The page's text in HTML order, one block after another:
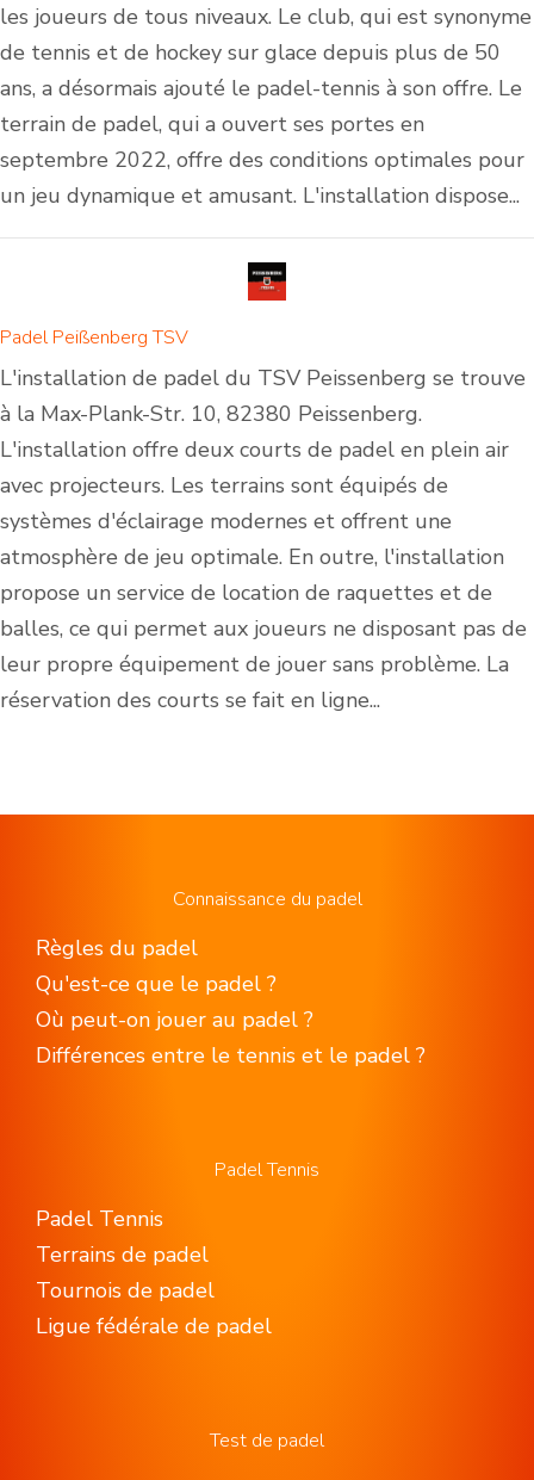
les joueurs de tous niveaux. Le club, qui est synonyme
de tennis et de hockey sur glace depuis plus de 50
ans, a désormais ajouté le padel-tennis à son offre. Le
terrain de padel, qui a ouvert ses portes en
septembre 2022, offre des conditions optimales pour
un jeu dynamique et amusant. L'installation dispose...
Padel Peißenberg TSV
L'installation de padel du TSV Peissenberg se trouve
à la Max-Plank-Str. 10, 82380 Peissenberg.
L'installation offre deux courts de padel en plein air
avec projecteurs. Les terrains sont équipés de
systèmes d'éclairage modernes et offrent une
atmosphère de jeu optimale. En outre, l'installation
propose un service de location de raquettes et de
balles, ce qui permet aux joueurs ne disposant pas de
leur propre équipement de jouer sans problème. La
réservation des courts se fait en ligne...
Connaissance du padel
Règles du padel
Qu'est-ce que le padel ?
Où peut-on jouer au padel ?
Différences entre le tennis et le padel ?
Padel Tennis
Padel Tennis
Terrains de padel
Tournois de padel
Ligue fédérale de padel
Test de padel